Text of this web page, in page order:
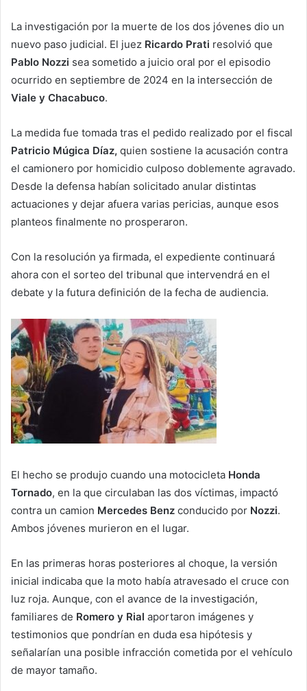
La investigación por la muerte de los dos jóvenes dio un
nuevo paso judicial. El juez Ricardo Prati resolvió que
Pablo Nozzi sea sometido a juicio oral por el episodio
ocurrido en septiembre de 2024 en la intersección de
Viale y Chacabuco.
La medida fue tomada tras el pedido realizado por el fiscal
Patricio Múgica Díaz, quien sostiene la acusación contra
el camionero por homicidio culposo doblemente agravado.
Desde la defensa habían solicitado anular distintas
actuaciones y dejar afuera varias pericias, aunque esos
planteos finalmente no prosperaron.
Con la resolución ya firmada, el expediente continuará
ahora con el sorteo del tribunal que intervendrá en el
debate y la futura definición de la fecha de audiencia.
El hecho se produjo cuando una motocicleta Honda
Tornado, en la que circulaban las dos víctimas, impactó
contra un camion Mercedes Benz conducido por Nozzi.
Ambos jóvenes murieron en el lugar.
En las primeras horas posteriores al choque, la versión
inicial indicaba que la moto había atravesado el cruce con
luz roja. Aunque, con el avance de la investigación,
familiares de Romero y Rial aportaron imágenes y
testimonios que pondrían en duda esa hipótesis y
señalarían una posible infracción cometida por el vehículo
de mayor tamaño.